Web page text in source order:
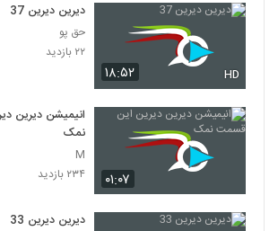
۱۸:۵۲ HD
دیرین دیرین 37
حق پو
۲۲ بازدید
۰۱:۰۷
انیمیشن دیرین
نمک
M
۲۳۴ بازدید
دیرین دیرین 33